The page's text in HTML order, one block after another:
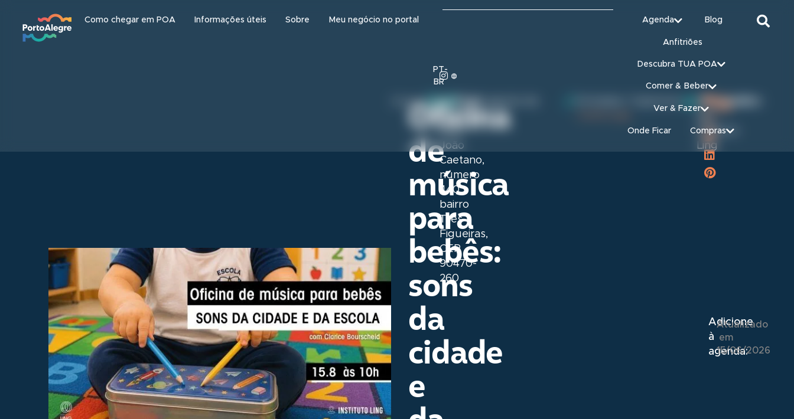
Como chegar em POA Informações úteis Sobre Meu negócio no portal
PT-
BR
Agenda Blog
Anfitriões
Descubra TUA POA
Comer & Beber
Ver & Fazer
Onde Ficar Compras
Cursos/oficinas
Oficina
de
música
para
bebês:
sons
da
cidade
e
Instituto
Rua
João
Caetano,
número
440,
bairro
Três
Figueiras,
CEP
90470-
260
15 de agosto de
Instituto
Ling
Adicione
à
agenda:
Atualizado
em
15/06/2026